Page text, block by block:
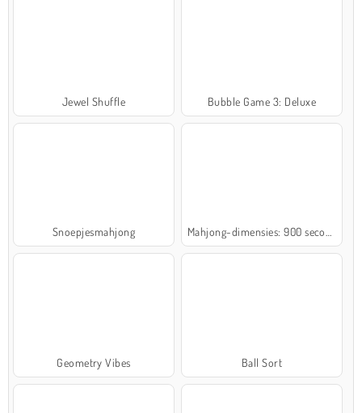
Jewel Shuffle Bubble Game 3: Deluxe
Snoepjesmahjong
Geometry Vibes Ball Sort